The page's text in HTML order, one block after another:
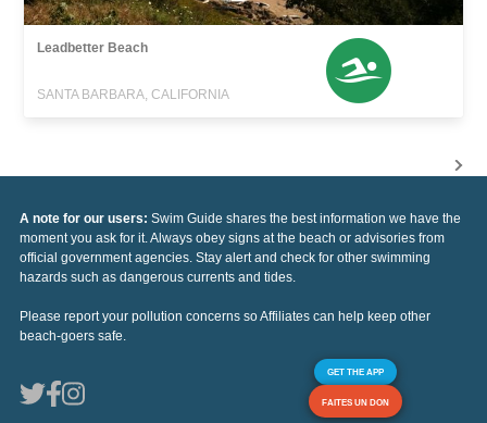
Leadbetter Beach
SANTA BARBARA, CALIFORNIA
A note for our users: Swim Guide shares the best information we have the
moment you ask for it. Always obey signs at the beach or advisories from
official government agencies. Stay alert and check for other swimming
hazards such as dangerous currents and tides.
Please report your pollution concerns so Affiliates can help keep other
beach-goers safe.
GET THE APP
FAITES UN DON